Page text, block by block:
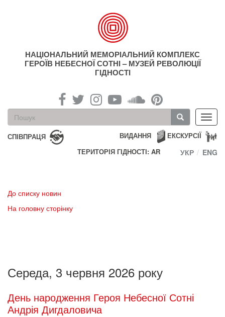
НАЦІОНАЛЬНИЙ МЕМОРІАЛЬНИЙ КОМПЛЕКС
ГЕРОЇВ НЕБЕСНОЇ СОТНІ – МУЗЕЙ РЕВОЛЮЦІЇ
ГІДНОСТІ
Пошукова
форма
Пошук
СПІВПРАЦЯ ЕКСКУРСІЇ
ВИДАННЯ
ТЕРИТОРІЯ ГІДНОСТІ: AR
УКР ENG
До списку новин
На головну сторінку
Середа, 3 червня 2026 року
День народження Героя Небесної Сотні
Андрія Дигдаловича